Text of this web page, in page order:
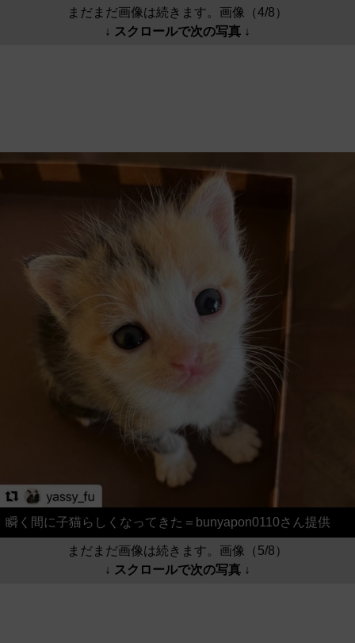
まだまだ画像は続きます。画像（4/8）
↓ スクロールで次の写真 ↓
瞬く間に子猫らしくなってきた＝bunyapon0110さん提供
まだまだ画像は続きます。画像（5/8）
↓ スクロールで次の写真 ↓